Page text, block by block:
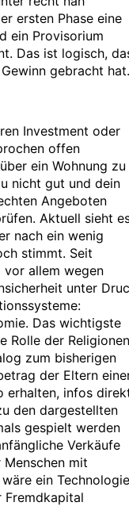
ersten Phase eine
ein Provisorium
Das ist logisch,
gebracht hat.
Investment oder
offen
ein Wohnung zu
nicht gut und dein
Angeboten
Aktuell sieht
nach ein wenig
stimmt. Seit
vor allem wegen
unter
Das wichtigste
Rolle der Religionen
zum bisherigen
der Eltern
erhalten, infos
den dargestellten
gespielt werden
Verkäufe
mit
ein
Fremdkapital